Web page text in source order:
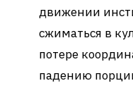
движении
сжиматься в
потере
падению